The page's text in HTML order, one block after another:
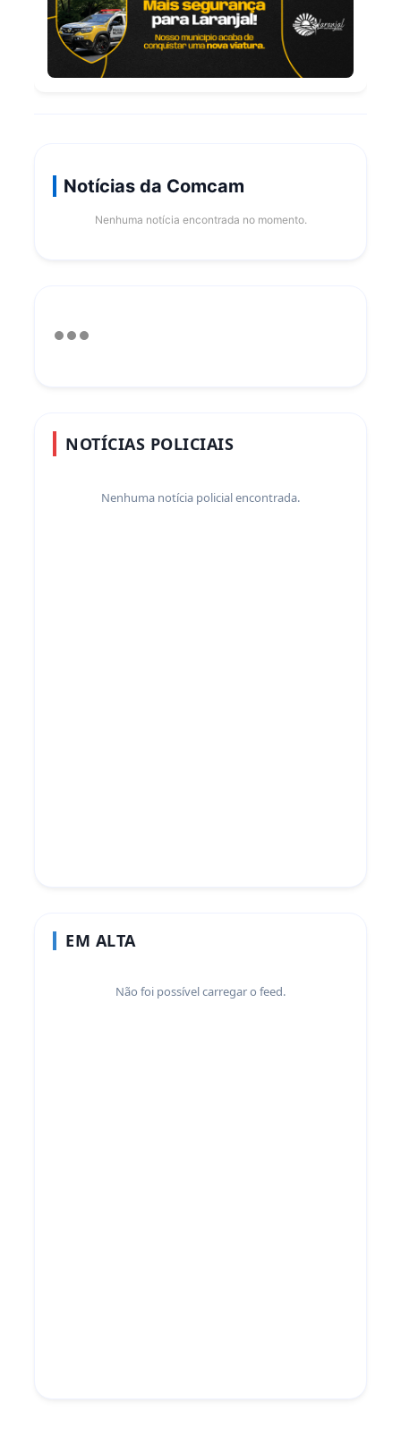
Notícias da Comcam
Nenhuma notícia encontrada no momento.
NOTÍCIAS POLICIAIS
Nenhuma notícia policial encontrada.
EM ALTA
Não foi possível carregar o feed.